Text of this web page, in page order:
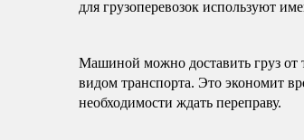
для грузоперевозок используют
Машиной можно доставить груз от
видом транспорта. Это экономит
необходимости ждать переправу.